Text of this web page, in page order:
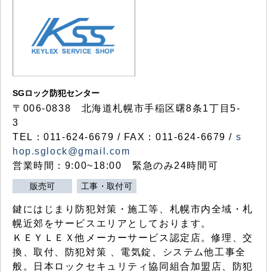
SGロック防犯センター
〒006-0838 北海道札幌市手稲区曙8条1丁目5-
3
TEL：011-624-6679 / FAX：011-624-6679 / s
hop.sglock@gmail.com
営業時間：9:00~18:00 緊急のみ24時間可
販売可 工事・取付可
鍵にはじまり防犯対策・施工等、札幌市内全域・札
幌近郊をサービスエリアとしております。
ＫＥＹＬＥＸ他メーカーサービス認定店。修理、交
換、取付、防犯対策 、電気錠、システム他工事全
般。日本ロックセキュリティ協同組合加盟店、防犯